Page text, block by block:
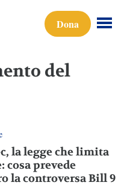
Dona
del
la legge che limita
cosa prevede
la controversa Bill 9